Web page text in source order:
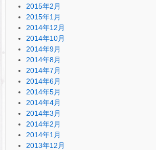
2015年2月
2015年1月
2014年12月
2014年10月
2014年9月
2014年8月
2014年7月
2014年6月
2014年5月
2014年4月
2014年3月
2014年2月
2014年1月
2013年12月